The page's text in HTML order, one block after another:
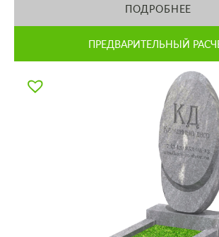
ПОДРОБНЕЕ
ПРЕДВАРИТЕЛЬНЫЙ